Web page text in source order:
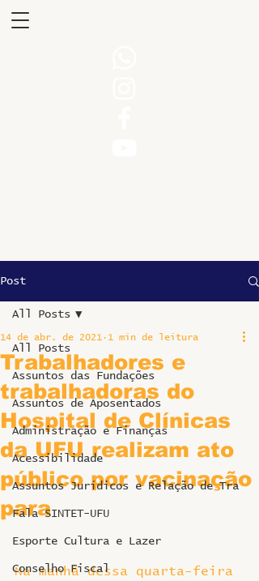
Post
All Posts
Assuntos das Fundações
Assuntos de Aposentados
Administração e Finanças
Acessibilidade
Assuntos Jurídicos e Relação de Tra
Fala SINTET-UFU
Esporte Cultura e Lazer
Conselho Fiscal
All Posts
Trabalhadores e
trabalhadoras do
Hospital de Clínicas
da UFU realizam ato
público por vacinação
para
14 de abr. de 2021 1 min de leitura
Na manhã dessa quarta-feira